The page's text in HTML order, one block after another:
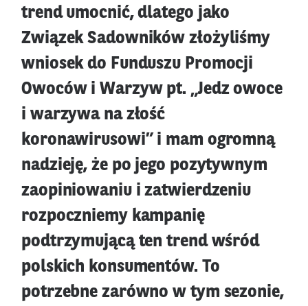
trend umocnić, dlatego jako
Związek Sadowników złożyliśmy
wniosek do Funduszu Promocji
Owoców i Warzyw pt. „Jedz owoce
i warzywa na złość
koronawirusowi” i mam ogromną
nadzieję, że po jego pozytywnym
zaopiniowaniu i zatwierdzeniu
rozpoczniemy kampanię
podtrzymującą ten trend wśród
polskich konsumentów. To
potrzebne zarówno w tym sezonie,